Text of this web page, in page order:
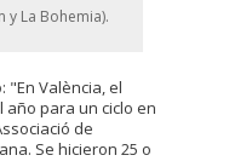
y La Bohemia).
"En València, el
año para un ciclo en
de
Se hicieron 25 o